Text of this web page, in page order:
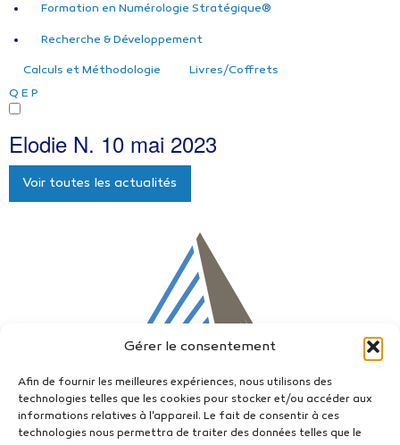
Gérer le consentement
Afin de fournir les meilleures expériences, nous utilisons des
technologies telles que les cookies pour stocker et/ou accéder aux
informations relatives à l'appareil. Le fait de consentir à ces
technologies nous permettra de traiter des données telles que le
Formation en Numérologie Stratégique®
Recherche & Développement
Calculs et Méthodologie
Livres/Coffrets
Q E P
Elodie N. 10 mai 2023
Voir toutes les actualités